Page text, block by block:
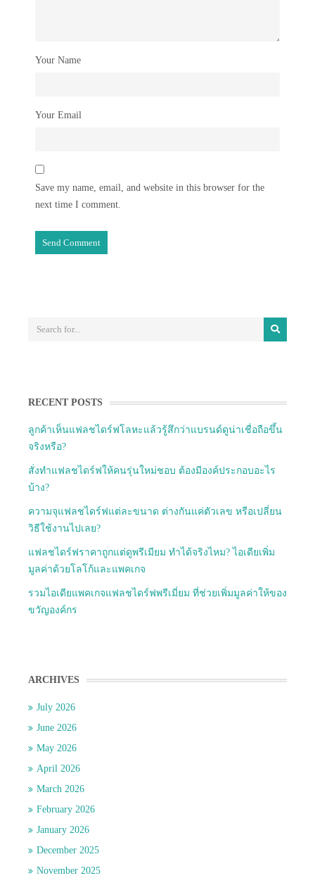
Your Name
Your Email
Save my name, email, and website in this browser for the
next time I comment.
RECENT POSTS
ลูกค้าเห็นแฟลชไดร์ฟโลหะแล้วรู้สึกว่าแบรนด์ดูน่าเชื่อถือขึ้น
จริงหรือ?
สั่งทำแฟลชไดร์ฟให้คนรุ่นใหม่ชอบ ต้องมีองค์ประกอบอะไร
บ้าง?
ความจุแฟลชไดร์ฟแต่ละขนาด ต่างกันแค่ตัวเลข หรือเปลี่ยน
วิธีใช้งานไปเลย?
แฟลชไดร์ฟราคาถูกแต่ดูพรีเมียม ทำได้จริงไหม? ไอเดียเพิ่ม
มูลค่าด้วยโลโก้และแพคเกจ
รวมไอเดียแพคเกจแฟลชไดร์ฟพรีเมี่ยม ที่ช่วยเพิ่มมูลค่าให้ของ
ขวัญองค์กร
ARCHIVES
July 2026
June 2026
May 2026
April 2026
March 2026
February 2026
January 2026
December 2025
November 2025